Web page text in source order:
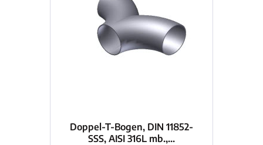
Doppel-T-Bogen, DIN 11852-
SSS, AISI 316L mb.,...